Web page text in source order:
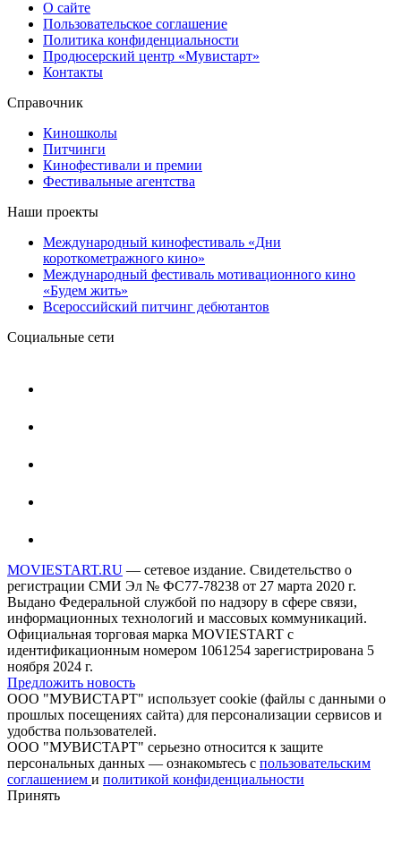
О сайте
Пользовательское соглашение
Политика конфиденциальности
Продюсерский центр «Мувистарт»
Контакты
Справочник
Киношколы
Питчинги
Кинофестивали и премии
Фестивальные агентства
Наши проекты
Международный кинофестиваль «Дни
короткометражного кино»
Международный фестиваль мотивационного кино
«Будем жить»
Всероссийский питчинг дебютантов
Социальные сети
MOVIESTART.RU — сетевое издание. Свидетельство о
регистрации СМИ Эл № ФС77-78238 от 27 марта 2020 г.
Выдано Федеральной службой по надзору в сфере связи,
информационных технологий и массовых коммуникаций.
Официальная торговая марка MOVIESTART с
идентификационным номером 1061254 зарегистрирована 5
ноября 2024 г.
Предложить новость
ООО "МУВИСТАРТ" использует cookie (файлы с данными о
прошлых посещениях сайта) для персонализации сервисов и
удобства пользователей.
ООО "МУВИСТАРТ" серьезно относится к защите
персональных данных — ознакомьтесь с пользовательским
соглашением и политикой конфиденциальности
Принять